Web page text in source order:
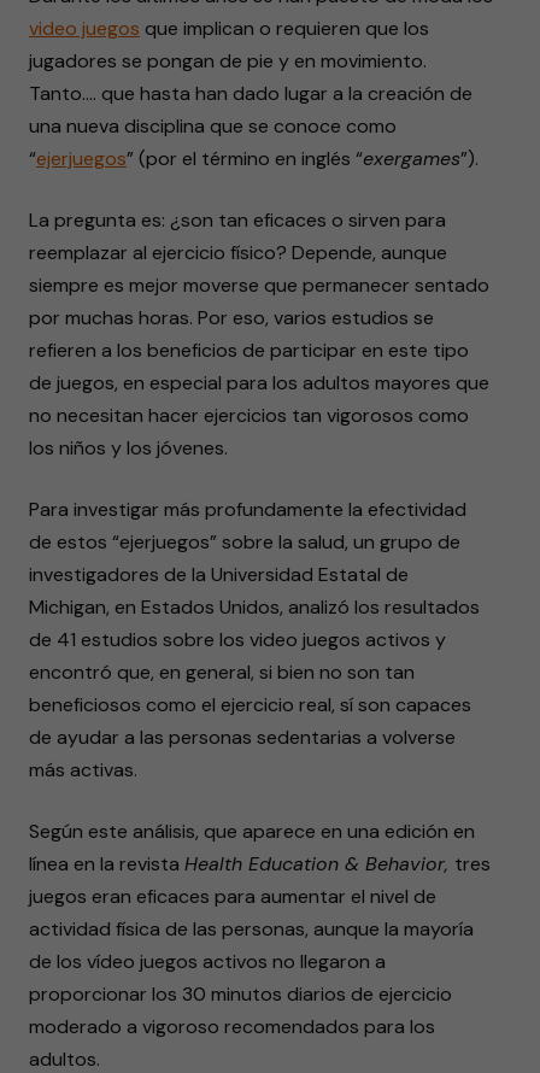
video juegos que implican o requieren que los
jugadores se pongan de pie y en movimiento.
Tanto…. que hasta han dado lugar a la creación de
una nueva disciplina que se conoce como
“ejerjuegos” (por el término en inglés “exergames”).
La pregunta es: ¿son tan eficaces o sirven para
reemplazar al ejercicio físico? Depende, aunque
siempre es mejor moverse que permanecer sentado
por muchas horas. Por eso, varios estudios se
refieren a los beneficios de participar en este tipo
de juegos, en especial para los adultos mayores que
no necesitan hacer ejercicios tan vigorosos como
los niños y los jóvenes.
Para investigar más profundamente la efectividad
de estos “ejerjuegos” sobre la salud, un grupo de
investigadores de la Universidad Estatal de
Michigan, en Estados Unidos, analizó los resultados
de 41 estudios sobre los video juegos activos y
encontró que, en general, si bien no son tan
beneficiosos como el ejercicio real, sí son capaces
de ayudar a las personas sedentarias a volverse
más activas.
Según este análisis, que aparece en una edición en
línea en la revista Health Education & Behavior, tres
juegos eran eficaces para aumentar el nivel de
actividad física de las personas, aunque la mayoría
de los vídeo juegos activos no llegaron a
proporcionar los 30 minutos diarios de ejercicio
moderado a vigoroso recomendados para los
adultos.